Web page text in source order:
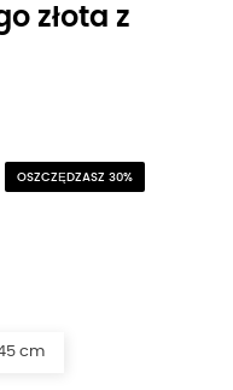
złota z
OSZCZĘDZASZ 30%
cm